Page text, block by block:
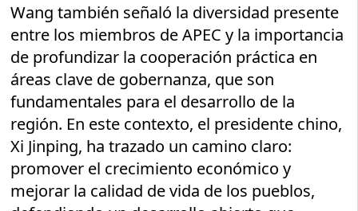
Wang también señaló la diversidad presente
entre los miembros de APEC y la importancia
de profundizar la cooperación práctica en
áreas clave de gobernanza, que son
fundamentales para el desarrollo de la
región. En este contexto, el presidente chino,
Xi Jinping, ha trazado un camino claro:
promover el crecimiento económico y
mejorar la calidad de vida de los pueblos,